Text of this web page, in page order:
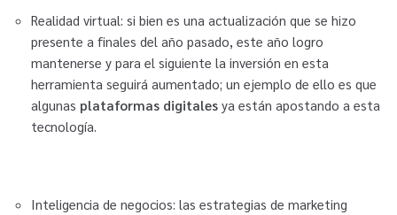
Realidad virtual: si bien es una actualización que se hizo
presente a finales del año pasado, este año logro
mantenerse y para el siguiente la inversión en esta
herramienta seguirá aumentado; un ejemplo de ello es que
algunas plataformas digitales ya están apostando a esta
tecnología.
Inteligencia de negocios: las estrategias de marketing